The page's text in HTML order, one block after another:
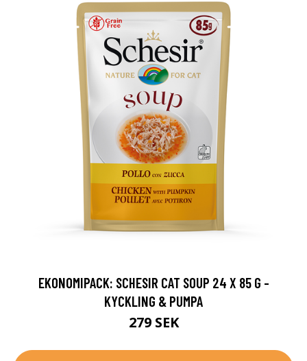
EKONOMIPACK: SCHESIR CAT SOUP 24 X 85 G -
KYCKLING & PUMPA
279 SEK